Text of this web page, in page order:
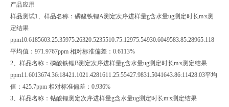
产品应用
样品测试1、样品名称：磷酸铁锂A测定次序进样量g含水量ug测定时长m:s测
定结果
ppm10.6185603.25:35975.26320.5235510.75:12975.54930.6049583.85:28965.118
平均值：971.9767ppm 相对标准偏差：0.6113%
2、样品名称：磷酸铁锂B测定次序进样量g含水量ug测定时长m:s测定结果
ppm11.6013674.36:18421.1021.4281611.25:55427.9831.5041643.86:11428.03平均
值：425.7ppm 相对标准偏差：0.936%
3、样品名称：钴酸锂测定次序进样量g含水量ug测定时长m:s测定结果